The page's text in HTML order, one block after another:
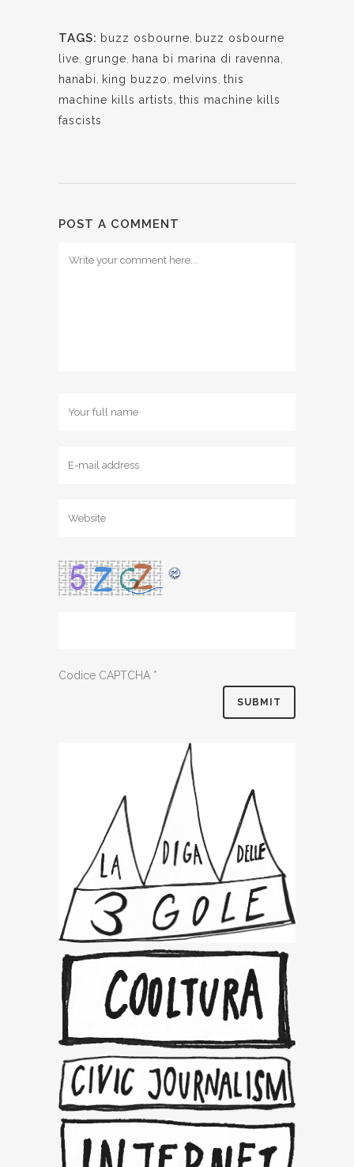
TAGS: buzz osbourne
buzz osbourne
live grunge hana bi marina di ravenna
hanabi
king buzzo melvins this
machine kills artists this machine kills
fascists
POST A COMMENT
Codice CAPTCHA *